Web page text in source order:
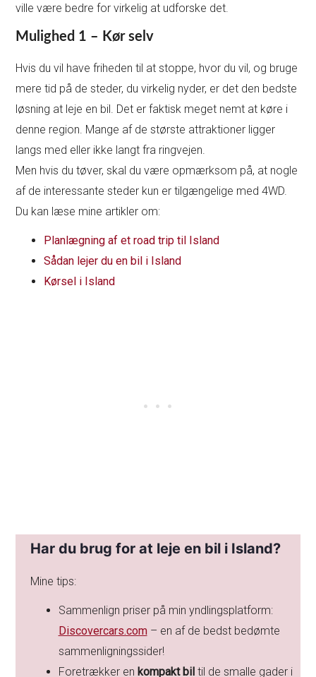
ville være bedre for virkelig at udforske det.
Mulighed 1 – Kør selv
Hvis du vil have friheden til at stoppe, hvor du vil, og bruge
mere tid på de steder, du virkelig nyder, er det den bedste
løsning at leje en bil. Det er faktisk meget nemt at køre i
denne region. Mange af de største attraktioner ligger
langs med eller ikke langt fra ringvejen.
Men hvis du tøver, skal du være opmærksom på, at nogle
af de interessante steder kun er tilgængelige med 4WD.
Du kan læse mine artikler om:
Planlægning af et road trip til Island
Sådan lejer du en bil i Island
Kørsel i Island
Har du brug for at leje en bil i Island?
Mine tips:
Sammenlign priser på min yndlingsplatform:
Discovercars.com – en af de bedst bedømte
sammenligningssider!
Foretrækker en kompakt bil til de smalle gader i